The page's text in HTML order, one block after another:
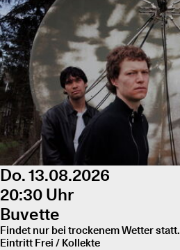
Do. 13.08.2026
20:30 Uhr
Buvette
Findet nur bei trockenem Wetter statt.
Eintritt Frei / Kollekte